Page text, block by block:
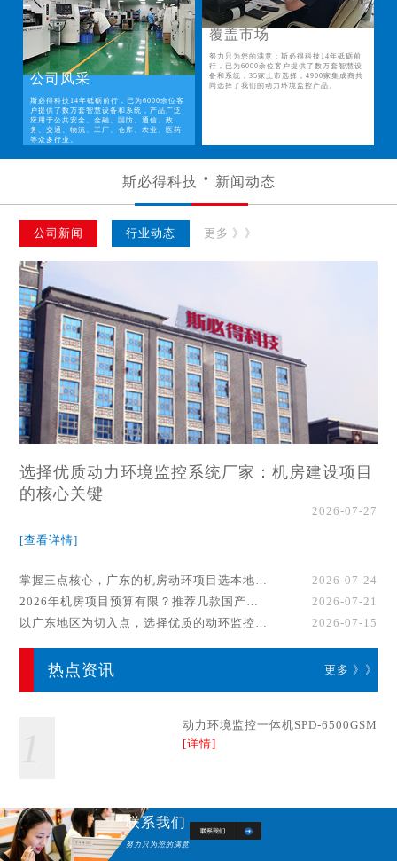
公司风采
斯必得科技14年砥砺前行，已为6000余位客
户提供了数万套智慧设备和系统，产品广泛
应用于公共安全、金融、国防、通信、政
务、交通、物流、工厂、仓库、农业、医药
等众多行业。
覆盖市场
努力只为您的满意；斯必得科技14年砥砺前
行，已为6000余位客户提供了数万套智慧设
备和系统，35家上市选择，4900家集成商共
同选择了我们的动力环境监控产品。
斯必得科技 新闻动态
公司新闻 行业动态 更多 》》
选择优质动力环境监控系统厂家：机房建设项目
的核心关键
2026-07-27
[查看详情]
掌握三点核心，广东的机房动环项目选本地厂家事半功倍！
2026-07-24
2026年机房项目预算有限？推荐几款国产动环监控系统品牌
2026-07-21
以广东地区为切入点，选择优质的动环监控系统厂家
2026-07-15
热点资讯 更多 》》
动力环境监控一体机SPD-6500GSM
[详情]
联系我们
努力只为您的满意